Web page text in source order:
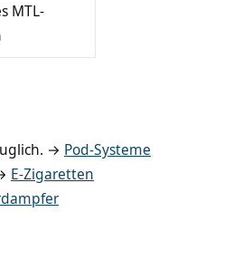
MTL-
→ Pod-Systeme
E-Zigaretten